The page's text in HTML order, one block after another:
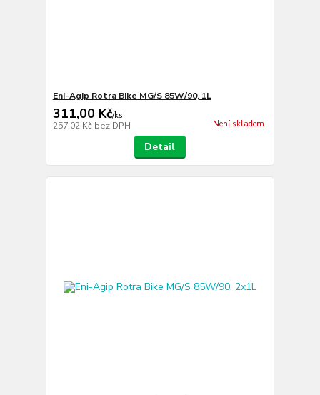
Eni-Agip Rotra Bike MG/S 85W/90, 1L
311,00 Kč/ks
257,02 Kč bez DPH Není skladem
Detail